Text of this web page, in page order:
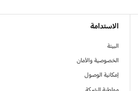
الاستدامة
البيئة
الخصوصية والأمان
إمكانية الوصول